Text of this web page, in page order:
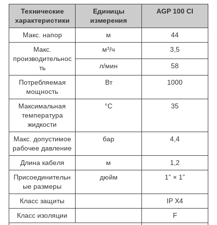
Технические
характеристики
Единицы
измерения
AGP 100 СI
Макс. напор м
44
Макс.
производительнос
ть
м³/ч 3,5
л/мин 58
Потребляемая
мощность
Вт 1000
Максимальная
температура
жидкости
°C 35
Макс. допустимое
рабочее давление
бар 4,4
Длина кабеля м
1,2
Присоединительн
ые размеры
дюйм 1” × 1”
Класс защиты
IP X4
Класс изоляции
F